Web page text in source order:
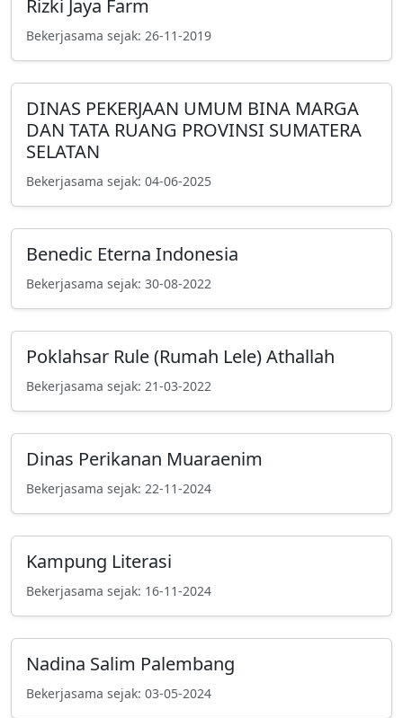
Rizki Jaya Farm
Bekerjasama sejak: 26-11-2019
DINAS PEKERJAAN UMUM BINA MARGA
DAN TATA RUANG PROVINSI SUMATERA
SELATAN
Bekerjasama sejak: 04-06-2025
Benedic Eterna Indonesia
Bekerjasama sejak: 30-08-2022
Poklahsar Rule (Rumah Lele) Athallah
Bekerjasama sejak: 21-03-2022
Dinas Perikanan Muaraenim
Bekerjasama sejak: 22-11-2024
Kampung Literasi
Bekerjasama sejak: 16-11-2024
Nadina Salim Palembang
Bekerjasama sejak: 03-05-2024